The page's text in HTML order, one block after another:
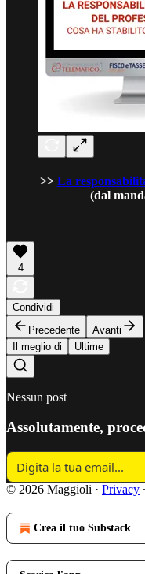
>> La
(dal
4
Condividi
Precedente
Avanti
Il meglio di
Ultime
Nessun post
Assolutamente,
© 2026 Maggioli · Privacy ∙
Crea il tuo Substack